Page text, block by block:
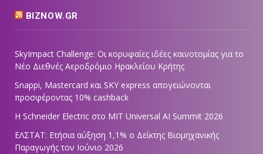
BIZNOW.GR
SkyImpact Challenge: Οι κορυφαίες ιδέες καινοτομίας για το
Νέο Διεθνές Αεροδρόμιο Ηρακλείου Κρήτης
Snappi, Mastercard και SKY express απογειώνονται
προσφέροντας 10% cashback
Η Schneider Electric στο MIT Universal AI Summit 2026
ΕΛΣΤΑΤ: Ετήσια αύξηση 1,1% ο Δείκτης Βιομηχανικής
Παραγωγής τον Ιούνιο 2026